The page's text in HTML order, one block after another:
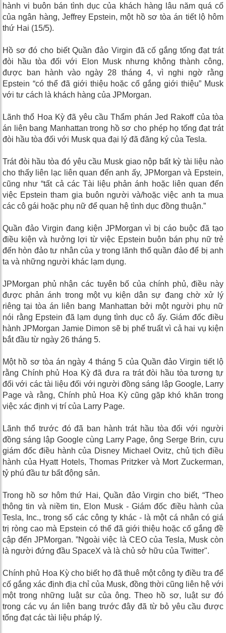
hành vi buôn bán tình dục của khách hàng lâu năm quá cố
của ngân hàng, Jeffrey Epstein, một hồ sơ tòa án tiết lộ hôm
thứ Hai (15/5).
Hồ sơ đó cho biết Quần đảo Virgin đã cố gắng tống đạt trát
đòi hầu tòa đối với Elon Musk nhưng không thành công,
được ban hành vào ngày 28 tháng 4, vì nghi ngờ rằng
Epstein “có thể đã giới thiệu hoặc cố gắng giới thiệu” Musk
với tư cách là khách hàng của JPMorgan.
Lãnh thổ Hoa Kỳ đã yêu cầu Thẩm phán Jed Rakoff của tòa
án liên bang Manhattan trong hồ sơ cho phép họ tống đạt trát
đòi hầu tòa đối với Musk qua đại lý đã đăng ký của Tesla.
Trát đòi hầu tòa đó yêu cầu Musk giao nộp bất kỳ tài liệu nào
cho thấy liên lạc liên quan đến anh ấy, JPMorgan và Epstein,
cũng như “tất cả các Tài liệu phản ánh hoặc liên quan đến
việc Epstein tham gia buôn người và/hoặc việc anh ta mua
các cô gái hoặc phụ nữ để quan hệ tình dục đồng thuận.”
Quần đảo Virgin đang kiện JPMorgan vì bị cáo buộc đã tạo
điều kiện và hưởng lợi từ việc Epstein buôn bán phụ nữ trẻ
đến hòn đảo tư nhân của y trong lãnh thổ quần đảo để bị anh
ta và những người khác lạm dụng.
JPMorgan phủ nhận các tuyên bố của chính phủ, điều này
được phản ánh trong một vụ kiện dân sự đang chờ xử lý
riêng tại tòa án liên bang Manhattan bởi một người phụ nữ
nói rằng Epstein đã lạm dụng tình dục cô ấy. Giám đốc điều
hành JPMorgan Jamie Dimon sẽ bị phế truất vì cả hai vụ kiện
bắt đầu từ ngày 26 tháng 5.
Một hồ sơ tòa án ngày 4 tháng 5 của Quần đảo Virgin tiết lộ
rằng Chính phủ Hoa Kỳ đã đưa ra trát đòi hầu tòa tương tự
đối với các tài liệu đối với người đồng sáng lập Google, Larry
Page và rằng, Chính phủ Hoa Kỳ cũng gặp khó khăn trong
việc xác định vị trí của Larry Page.
Lãnh thổ trước đó đã ban hành trát hầu tòa đối với người
đồng sáng lập Google cùng Larry Page, ông Serge Brin, cựu
giám đốc điều hành của Disney Michael Ovitz, chủ tịch điều
hành của Hyatt Hotels, Thomas Pritzker và Mort Zuckerman,
tỷ phú đầu tư bất động sản.
Trong hồ sơ hôm thứ Hai, Quần đảo Virgin cho biết, “Theo
thông tin và niềm tin, Elon Musk - Giám đốc điều hành của
Tesla, Inc., trong số các công ty khác - là một cá nhân có giá
trị ròng cao mà Epstein có thể đã giới thiệu hoặc cố gắng đề
cập đến JPMorgan. ”Ngoài việc là CEO của Tesla, Musk còn
là người đứng đầu SpaceX và là chủ sở hữu của Twitter".
Chính phủ Hoa Kỳ cho biết họ đã thuê một công ty điều tra để
cố gắng xác định địa chỉ của Musk, đồng thời cũng liên hệ với
một trong những luật sư của ông. Theo hồ sơ, luật sư đó
trong các vụ án liên bang trước đây đã từ bỏ yêu cầu được
tống đạt các tài liệu pháp lý.